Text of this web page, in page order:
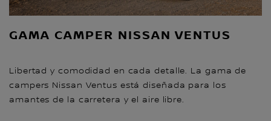
GAMA CAMPER NISSAN VENTUS
Libertad y comodidad en cada detalle. La gama de
campers Nissan Ventus está diseñada para los
amantes de la carretera y el aire libre.